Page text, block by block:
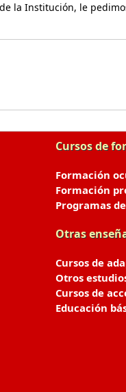
la Institución, le
Cursos de
Formación
Formación
Programas
Otras
Cursos de
Otros
Cursos de
Educación